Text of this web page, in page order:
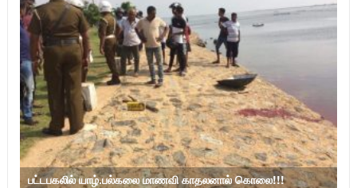
பட்டபகலில் யாழ்.பல்கலை மாணவி காதலனால் கொலை!!!